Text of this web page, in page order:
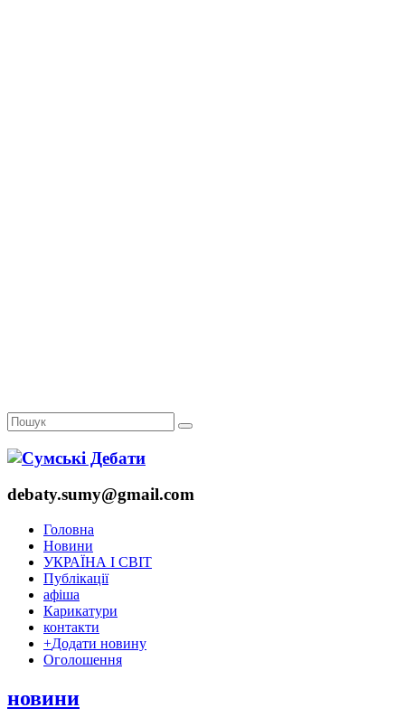
debaty.sumy@gmail.com
Головна
Новини
УКРАЇНА І СВІТ
Публікації
афіша
Карикатури
контакти
+Додати новину
Оголошення
новини